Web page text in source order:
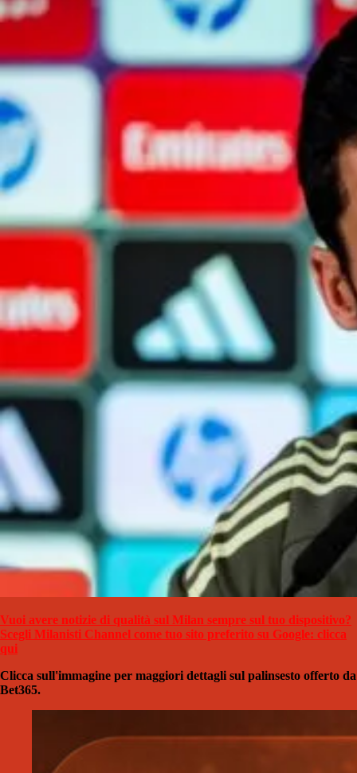
Vuoi avere notizie di qualità sul Milan sempre sul tuo dispositivo?
Scegli Milanisti Channel come tuo sito preferito su Google: clicca
qui
Clicca sull'immagine per maggiori dettagli sul palinsesto offerto da
Bet365.